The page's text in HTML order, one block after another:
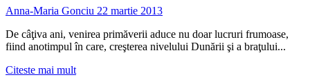
vor
beneficia
de
microbuze
Anna-Maria Gonciu 22 martie 2013
De câţiva ani, venirea primăverii aduce nu doar lucruri frumoase,
fiind anotimpul în care, creşterea nivelului Dunării şi a braţului...
Citeste mai multRead